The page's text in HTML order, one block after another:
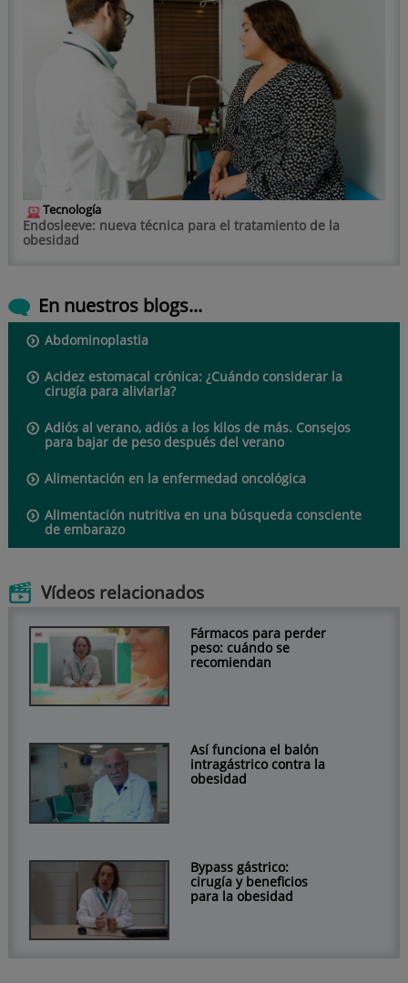
Tecnología
Endosleeve: nueva técnica para el tratamiento de la
obesidad
En nuestros blogs...
Abdominoplastia
Acidez estomacal crónica: ¿Cuándo considerar la
cirugía para aliviarla?
Adiós al verano, adiós a los kilos de más. Consejos
para bajar de peso después del verano
Alimentación en la enfermedad oncológica
Alimentación nutritiva en una búsqueda consciente
de embarazo
Vídeos relacionados
Fármacos para perder
peso: cuándo se
recomiendan
Así funciona el balón
intragástrico contra la
obesidad
Bypass gástrico:
cirugía y beneficios
para la obesidad